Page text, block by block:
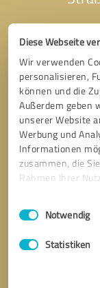
Diese Webseite
Wir verwenden
personalisieren,
können und die
Außerdem geben
unserer Website
Werbung und
Informationen
zusammen, die
Rahmen Ihrer
Impressum
Notwendig
Statistiken